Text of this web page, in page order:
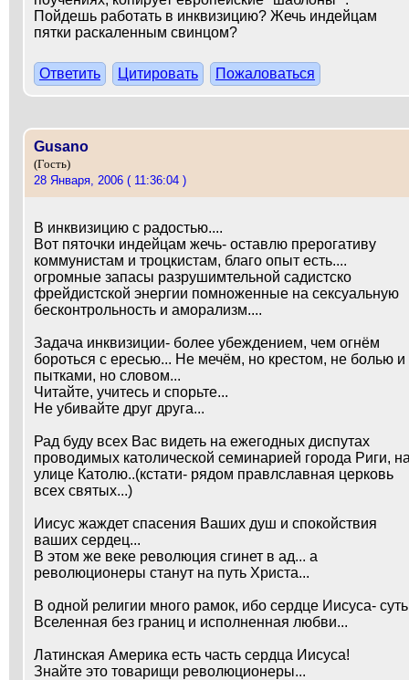
Пойдешь работать в инквизицию? Жечь индейцам
пятки раскаленным свинцом?
Ответить Цитировать Пожаловаться
Gusano
(Гость)
28 Января, 2006 ( 11:36:04 )
В инквизицию с радостью....
Вот пяточки индейцам жечь- оставлю прерогативу
коммунистам и троцкистам, благо опыт есть....
огромные запасы разрушимтельной садистско
фрейдистской энергии помноженные на сексуальную
бесконтрольность и аморализм....
Задача инквизиции- более убеждением, чем огнём
бороться с ересью... Не мечём, но крестом, не болью и
пытками, но словом...
Читайте, учитесь и спорьте...
Не убивайте друг друга...
Рад буду всех Вас видеть на ежегодных диспутах
проводимых католической семинарией города Риги,
улице Католю..(кстати- рядом правлславная церковь
всех святых...)
Иисус жаждет спасения Ваших душ и спокойствия
ваших сердец...
В этом же веке революция сгинет в ад... а
революционеры станут на путь Христа...
В одной религии много рамок, ибо сердце Иисуса- суть
Вселенная без границ и исполненная любви...
Латинская Америка есть часть сердца Иисуса!
Знайте это товарищи революционеры...